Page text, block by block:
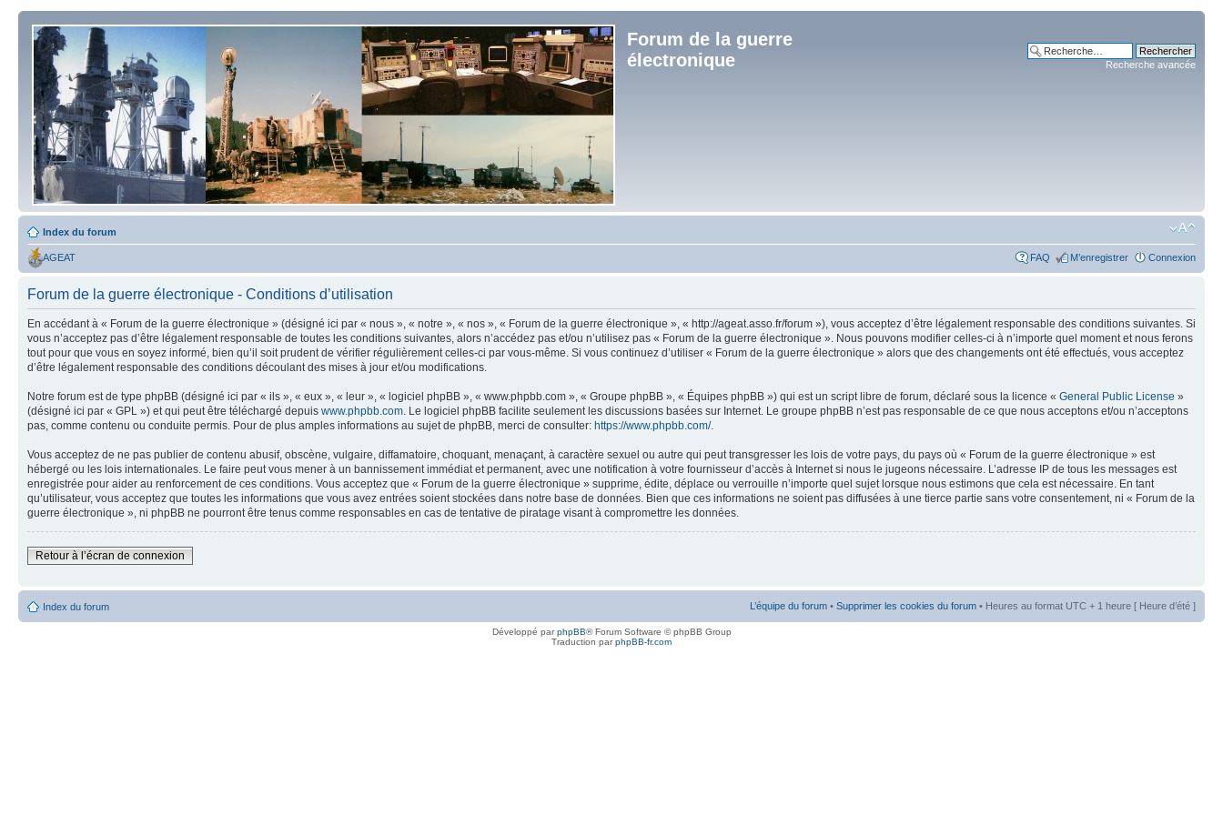
Forum de la guerre
électronique
Recherche avancée
Index du forum
AGEAT FAQ M’enregistrer Connexion
Forum de la guerre électronique - Conditions d’utilisation
En accédant à « Forum de la guerre électronique » (désigné ici par « nous », « notre », « nos », « Forum de la guerre électronique », « http://ageat.asso.fr/forum »), vous acceptez d’être légalement responsable des conditions suivantes. Si
vous n’acceptez pas d’être légalement responsable de toutes les conditions suivantes, alors n’accédez pas et/ou n’utilisez pas « Forum de la guerre électronique ». Nous pouvons modifier celles-ci à n’importe quel moment et nous ferons
tout pour que vous en soyez informé, bien qu’il soit prudent de vérifier régulièrement celles-ci par vous-même. Si vous continuez d’utiliser « Forum de la guerre électronique » alors que des changements ont été effectués, vous acceptez
d’être légalement responsable des conditions découlant des mises à jour et/ou modifications.
Notre forum est de type phpBB (désigné ici par « ils », « eux », « leur », « logiciel phpBB », « www.phpbb.com », « Groupe phpBB », « Équipes phpBB ») qui est un script libre de forum, déclaré sous la licence « General Public License »
(désigné ici par « GPL ») et qui peut être téléchargé depuis www.phpbb.com. Le logiciel phpBB facilite seulement les discussions basées sur Internet. Le groupe phpBB n’est pas responsable de ce que nous acceptons et/ou n’acceptons
pas, comme contenu ou conduite permis. Pour de plus amples informations au sujet de phpBB, merci de consulter: https://www.phpbb.com/.
Vous acceptez de ne pas publier de contenu abusif, obscène, vulgaire, diffamatoire, choquant, menaçant, à caractère sexuel ou autre qui peut transgresser les lois de votre pays, du pays où « Forum de la guerre électronique » est
hébergé ou les lois internationales. Le faire peut vous mener à un bannissement immédiat et permanent, avec une notification à votre fournisseur d’accès à Internet si nous le jugeons nécessaire. L’adresse IP de tous les messages est
enregistrée pour aider au renforcement de ces conditions. Vous acceptez que « Forum de la guerre électronique » supprime, édite, déplace ou verrouille n’importe quel sujet lorsque nous estimons que cela est nécessaire. En tant
qu’utilisateur, vous acceptez que toutes les informations que vous avez entrées soient stockées dans notre base de données. Bien que ces informations ne soient pas diffusées à une tierce partie sans votre consentement, ni « Forum de la
guerre électronique », ni phpBB ne pourront être tenus comme responsables en cas de tentative de piratage visant à compromettre les données.
Retour à l’écran de connexion
Index du forum L’équipe du forum • Supprimer les cookies du forum • Heures au format UTC + 1 heure [ Heure d’été ]
Développé parphpBB® Forum Software © phpBB Group
Traduction parphpBB-fr.com